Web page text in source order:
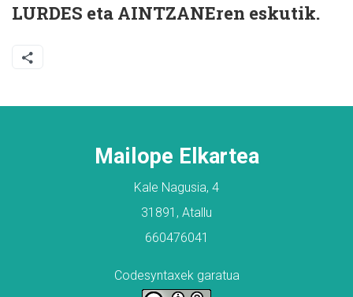
LURDES eta AINTZANEren eskutik.
Mailope Elkartea
Kale Nagusia, 4
31891, Atallu
660476041
Codesyntaxek garatua